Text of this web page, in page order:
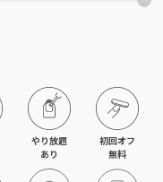
やり放題
あり
初回オフ
無料